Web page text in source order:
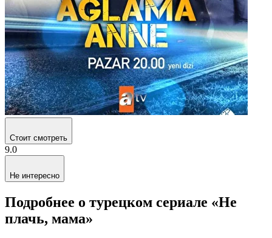
Стоит смотреть
9.0
Не интересно
Подробнее о турецком сериале «Не
плачь, мама»